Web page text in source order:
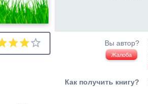
Вы автор?
Жалоба
Как получить книгу?